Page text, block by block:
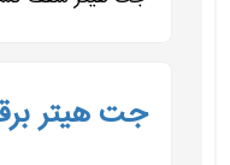
جت هیتر